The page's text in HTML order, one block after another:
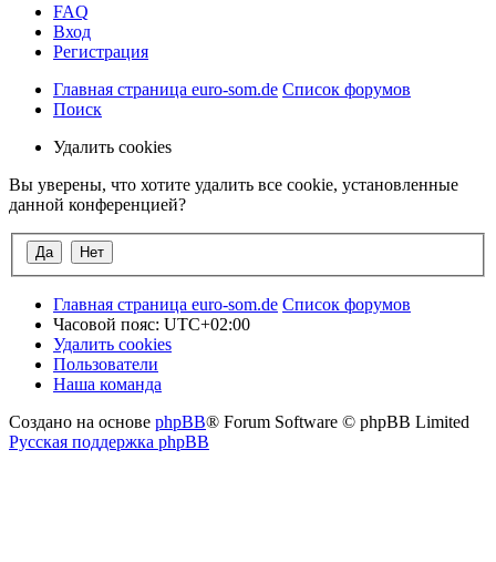
FAQ
Вход
Регистрация
Главная страница euro-som.de Список форумов
Поиск
Удалить cookies
Вы уверены, что хотите удалить все cookie, установленные
данной конференцией?
Главная страница euro-som.de Список форумов
Часовой пояс: UTC+02:00
Удалить cookies
Пользователи
Наша команда
Создано на основе phpBB® Forum Software © phpBB Limited
Русская поддержка phpBB